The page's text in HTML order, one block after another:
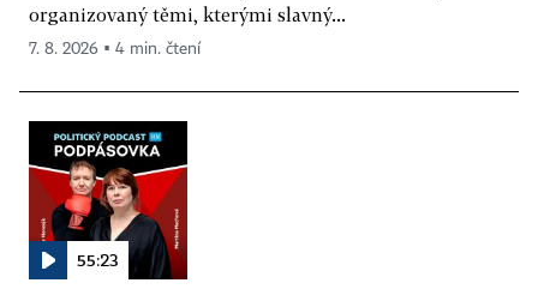
organizovaný těmi, kterými slavný...
7. 8. 2026 ▪ 4 min. čtení
55:23